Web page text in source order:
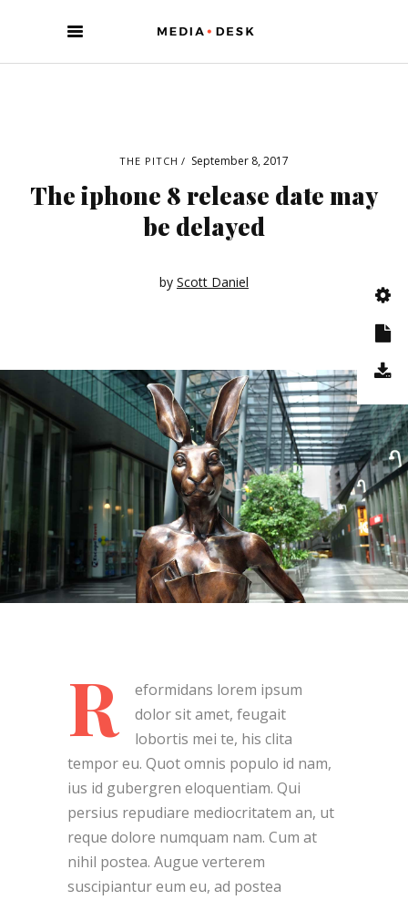
THE PITCH September 8, 2017
The iphone 8 release date may
be delayed
by Scott Daniel
R
eformidans lorem ipsum
dolor sit amet, feugait
lobortis mei te, his clita
tempor eu. Quot omnis populo id nam,
ius id gubergren eloquentiam. Qui
persius repudiare mediocritatem an, ut
reque dolore numquam nam. Cum at
nihil postea. Augue verterem
suscipiantur eum eu, ad postea